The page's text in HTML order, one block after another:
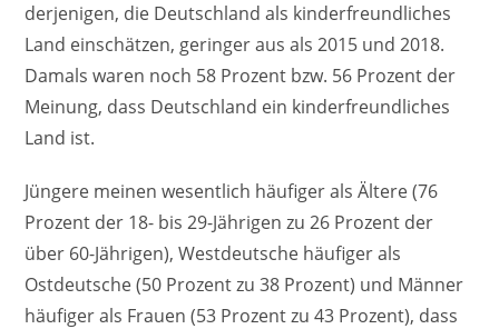
derjenigen, die Deutschland als kinderfreundliches
Land einschätzen, geringer aus als 2015 und 2018.
Damals waren noch 58 Prozent bzw. 56 Prozent der
Meinung, dass Deutschland ein kinderfreundliches
Land ist.
Jüngere meinen wesentlich häufiger als Ältere (76
Prozent der 18- bis 29-Jährigen zu 26 Prozent der
über 60-Jährigen), Westdeutsche häufiger als
Ostdeutsche (50 Prozent zu 38 Prozent) und Männer
häufiger als Frauen (53 Prozent zu 43 Prozent), dass